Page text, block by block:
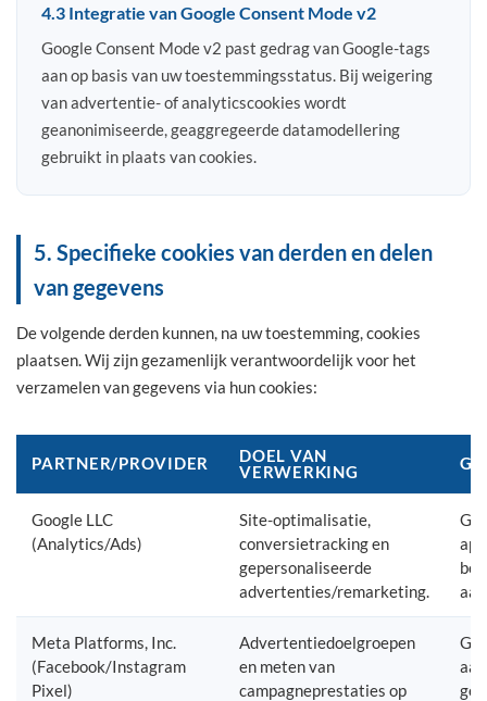
4.3 Integratie van Google Consent Mode v2
Google Consent Mode v2 past gedrag van Google-tags
aan op basis van uw toestemmingsstatus. Bij weigering
van advertentie- of analyticscookies wordt
geanonimiseerde, geaggregeerde datamodellering
gebruikt in plaats van cookies.
5. Specifieke cookies van derden en delen
van gegevens
De volgende derden kunnen, na uw toestemming, cookies
plaatsen. Wij zijn gezamenlijk verantwoordelijk voor het
verzamelen van gegevens via hun cookies:
PARTNER/PROVIDER
DOEL VAN
VERWERKING
Google LLC
(Analytics/Ads)
Site-optimalisatie,
conversietracking en
gepersonaliseerde
advertenties/remarketing.
Meta Platforms, Inc.
(Facebook/Instagram
Pixel)
Advertentiedoelgroepen
en meten van
campagneprestaties op